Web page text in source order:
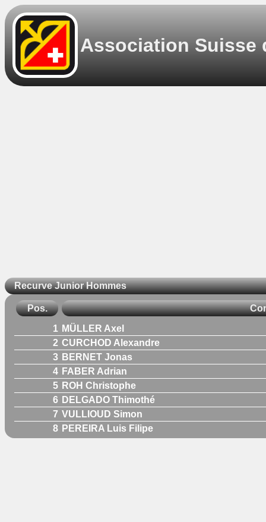
Association Suisse
Recurve Junior Hommes
Pos.
1 MÜLLER Axel
2 CURCHOD Alexandre
3 BERNET Jonas
4 FABER Adrian
5 ROH Christophe
6 DELGADO Thimothé
7 VULLIOUD Simon
8 PEREIRA Luis Filipe